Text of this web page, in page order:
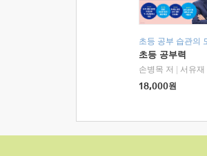
초등 공부 습관의
초등 공부력
손병목 저
서유재
18,000원